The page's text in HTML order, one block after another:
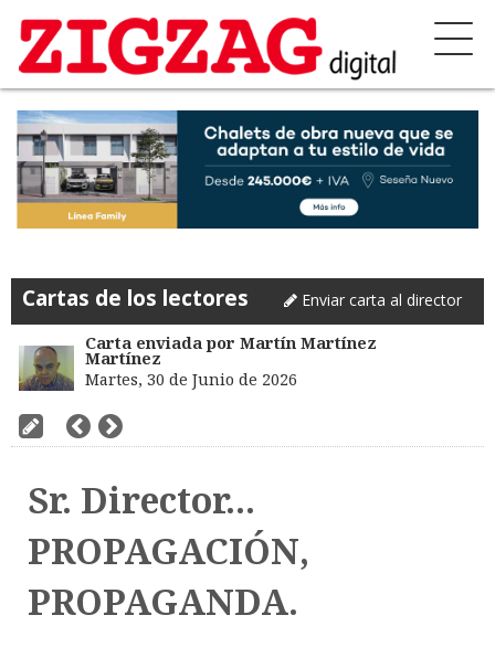
Cartas de los lectores Enviar carta al director
Carta enviada por Martín Martínez
Martínez
Martes, 30 de Junio de 2026
Sr. Director...
PROPAGACIÓN,
PROPAGANDA.